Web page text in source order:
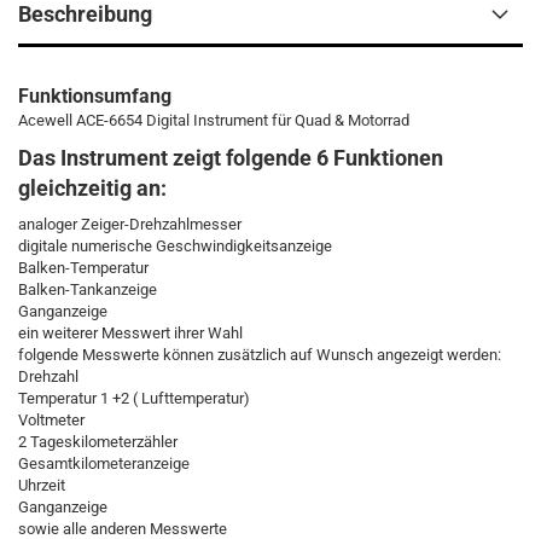
Beschreibung
Funktionsumfang
Acewell ACE-6654 Digital Instrument für Quad & Motorrad
Das Instrument zeigt folgende 6 Funktionen
gleichzeitig an:
analoger Zeiger-Drehzahlmesser
digitale numerische Geschwindigkeitsanzeige
Balken-Temperatur
Balken-Tankanzeige
Ganganzeige
ein weiterer Messwert ihrer Wahl
folgende Messwerte können zusätzlich auf Wunsch angezeigt werden:
Drehzahl
Temperatur 1 +2 ( Lufttemperatur)
Voltmeter
2 Tageskilometerzähler
Gesamtkilometeranzeige
Uhrzeit
Ganganzeige
sowie alle anderen Messwerte